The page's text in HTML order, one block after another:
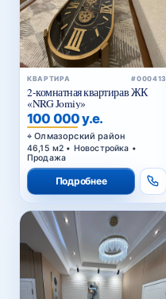
КВАРТИРА #000413
2-комнатная квартирав ЖК
«NRG Jomiy»
100 000 у.е.
Олмазорский район
46,15 м2 • Новостройка •
Продажа
Подробнее